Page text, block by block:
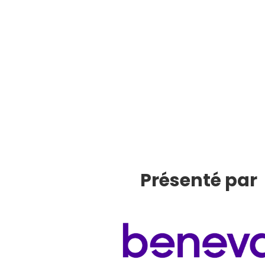
Présenté par